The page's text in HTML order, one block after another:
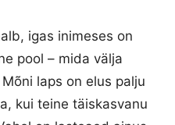
igas inimeses on
pool – mida välja
laps on elus palju
kui teine täiskasvanu